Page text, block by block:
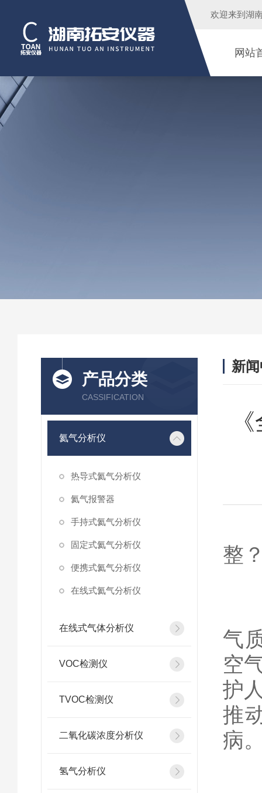
欢迎来到 湖
网站
产品分类
CASSIFICATION
氦气分析仪
热导式氦气分析仪
氦气报警器
手持式氦气分析仪
固定式氦气分析仪
便携式氦气分析仪
在线式氦气分析仪
在线式气体分析仪
VOC检测仪
TVOC检测仪
二氧化碳浓度分析仪
氢气分析仪
新
整
气
空
护
推
病